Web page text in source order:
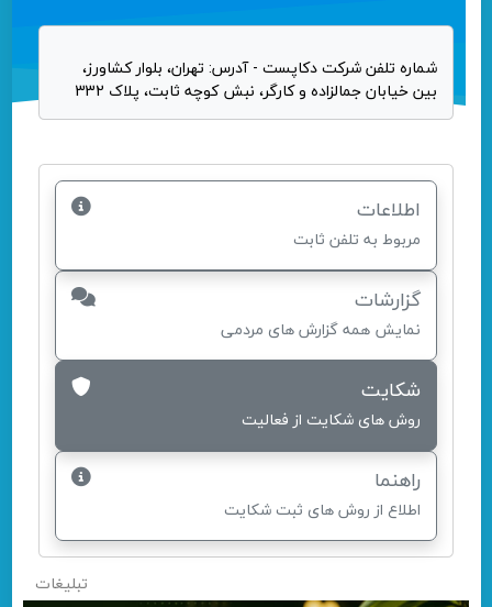
شماره تلفن شرکت دکاپست - آدرس: تهران، بلوار کشاورز،
بین خیابان جمالزاده و کارگر، نبش کوچه ثابت، پلاک 332
اطلاعات
مربوط به تلفن ثابت
گزارشات
نمایش همه گزارش های مردمی
شکایت
روش های شکایت از فعالیت
راهنما
اطلاع از روش های ثبت شکایت